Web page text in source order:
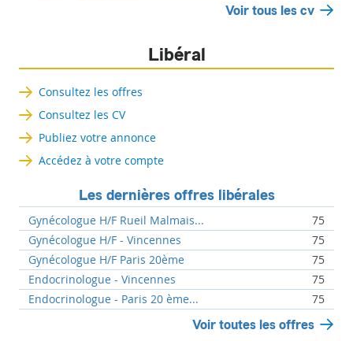
Voir tous les cv
Libéral
Consultez les offres
Consultez les CV
Publiez votre annonce
Accédez à votre compte
Les dernières offres libérales
Gynécologue H/F Rueil Malmais...
75
Gynécologue H/F - Vincennes
75
Gynécologue H/F Paris 20ème
75
Endocrinologue - Vincennes
75
Endocrinologue - Paris 20 ème...
75
Voir toutes les offres